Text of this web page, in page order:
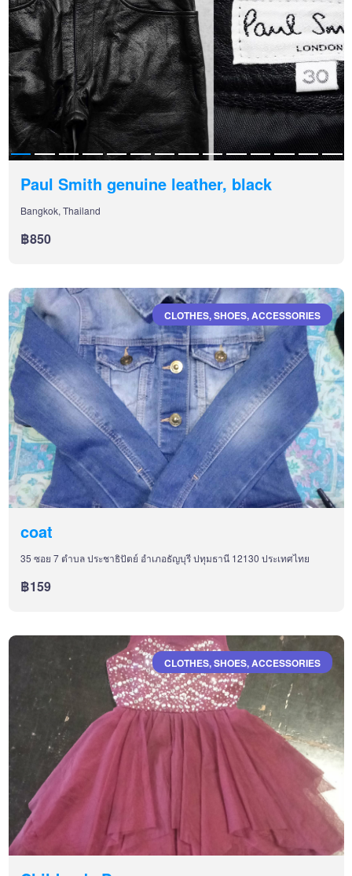
Paul Smith genuine leather, black
Bangkok, Thailand
฿850
CLOTHES, SHOES, ACCESSORIES
coat
35 ซอย 7 ตำบล ประชาธิปัตย์ อำเภอธัญบุรี ปทุมธานี 12130 ประเทศไทย
฿159
CLOTHES, SHOES, ACCESSORIES